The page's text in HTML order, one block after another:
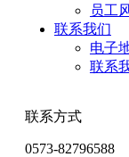
员工
联系我们
电子
联系
联系方式
0573-82796588